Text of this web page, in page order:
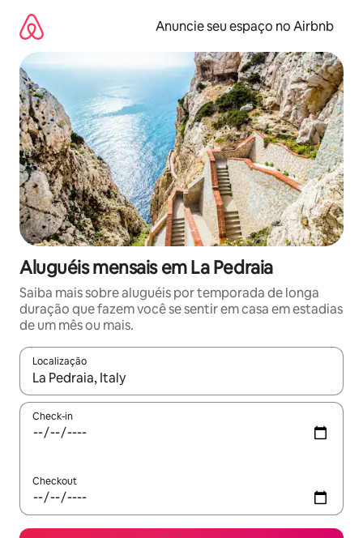
para
conteúdo
Anuncie seu espaço no Airbnb
Aluguéis mensais em La Pedraia
Saiba mais sobre aluguéis por temporada de longa
duração que fazem você se sentir em casa em estadias
de um mês ou mais.
Localização
Quando os resultados estiverem disponíveis, explore-os
Check-in
Checkout